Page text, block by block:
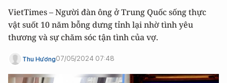
VietTimes – Người đàn ông ở Trung Quốc sống thực
vật suốt 10 năm bỗng dưng tỉnh lại nhờ tình yêu
thương và sự chăm sóc tận tình của vợ.
Thu Hương07/05/2024 07:48